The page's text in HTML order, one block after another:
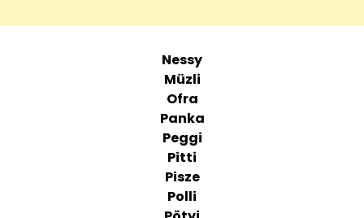
Nessy
Müzli
Ofra
Panka
Peggi
Pitti
Pisze
Polli